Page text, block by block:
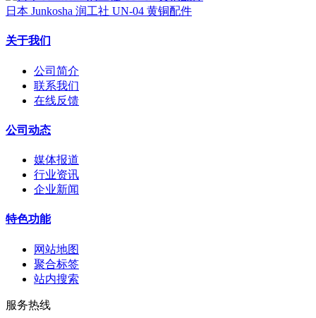
日本 Junkosha 润工社 UN-04 黄铜配件
关于我们
公司简介
联系我们
在线反馈
公司动态
媒体报道
行业资讯
企业新闻
特色功能
网站地图
聚合标签
站内搜索
服务热线